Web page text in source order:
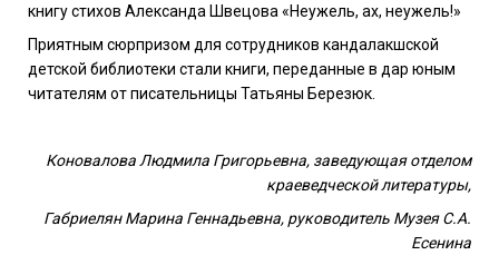
книгу стихов Александа Швецова «Неужель, ах, неужель!»
Приятным сюрпризом для сотрудников кандалакшской
детской библиотеки стали книги, переданные в дар юным
читателям от писательницы Татьяны Березюк.
Коновалова Людмила Григорьевна, заведующая отделом
краеведческой литературы,
Габриелян Марина Геннадьевна, руководитель Музея С.А.
Есенина